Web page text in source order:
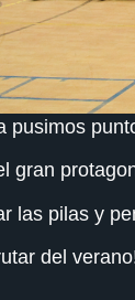
pusimos
gran
las pilas y
del